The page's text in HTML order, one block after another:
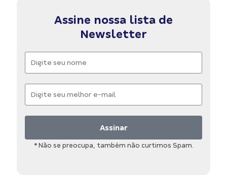
Assine nossa lista de
Newsletter
Assinar
* Não se preocupa, também não curtimos Spam.